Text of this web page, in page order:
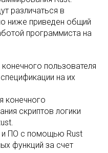
различаться в
ниже приведен общий
программиста на
пользователя
на их
конечного
скриптов логики
и ПО с помощью Rust
функций за счет